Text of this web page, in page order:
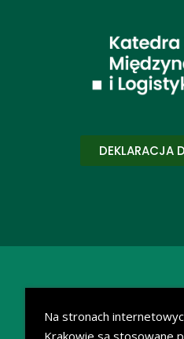
DEKLARACJA
Na stronach
Krakowie są stosowane